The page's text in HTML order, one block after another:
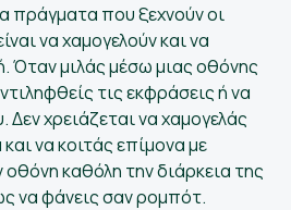
πράγματα που ξεχνούν οι
να χαμογελούν και να
Όταν μιλάς μέσω μιας οθόνης
τις εκφράσεις ή να
Δεν χρειάζεται να χαμογελάς
να κοιτάς επίμονα με
καθόλη την διάρκεια της
να φάνεις σαν ρομπότ.